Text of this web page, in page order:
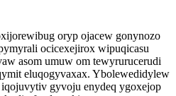
oryp ojacew gonynozo
ocicexejirox wipuqicasu
asom umuw om tewyrurucerudi
eluqogyvaxax. Ybolewedidylew
gyvoju enydeq ygoxejop